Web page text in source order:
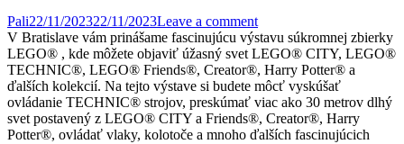
Pali22/11/202322/11/2023Leave a comment
V Bratislave vám prinášame fascinujúcu výstavu súkromnej zbierky
LEGO® , kde môžete objaviť úžasný svet LEGO® CITY, LEGO®
TECHNIC®, LEGO® Friends®, Creator®, Harry Potter® a
ďalších kolekcií. Na tejto výstave si budete môcť vyskúšať
ovládanie TECHNIC® strojov, preskúmať viac ako 30 metrov dlhý
svet postavený z LEGO® CITY a Friends®, Creator®, Harry
Potter®, ovládať vlaky, kolotoče a mnoho ďalších fascinujúcich